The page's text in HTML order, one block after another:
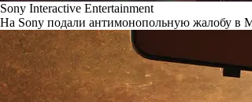
Sony Interactive Entertainment
На Sony подали антимонопольную жалобу в